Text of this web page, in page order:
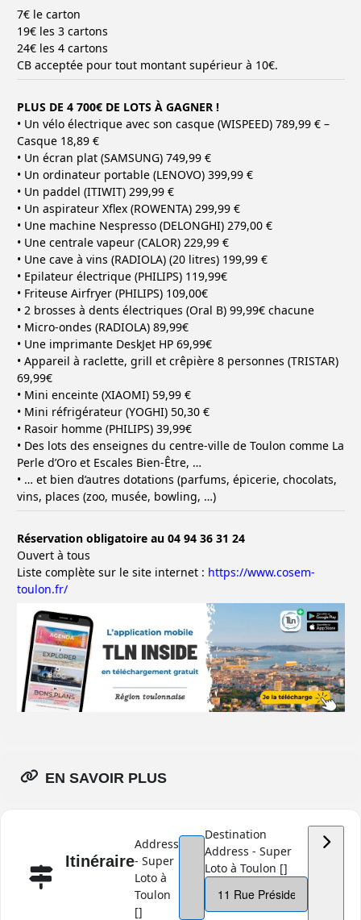
7€ le carton
19€ les 3 cartons
24€ les 4 cartons
CB acceptée pour tout montant supérieur à 10€.
PLUS DE 4 700€ DE LOTS À GAGNER !
• Un vélo électrique avec son casque (WISPEED) 789,99 € –
Casque 18,89 €
• Un écran plat (SAMSUNG) 749,99 €
• Un ordinateur portable (LENOVO) 399,99 €
• Un paddel (ITIWIT) 299,99 €
• Un aspirateur Xflex (ROWENTA) 299,99 €
• Une machine Nespresso (DELONGHI) 279,00 €
• Une centrale vapeur (CALOR) 229,99 €
• Une cave à vins (RADIOLA) (20 litres) 199,99 €
• Epilateur électrique (PHILIPS) 119,99€
• Friteuse Airfryer (PHILIPS) 109,00€
• 2 brosses à dents électriques (Oral B) 99,99€ chacune
• Micro-ondes (RADIOLA) 89,99€
• Une imprimante DeskJet HP 69,99€
• Appareil à raclette, grill et crêpière 8 personnes (TRISTAR)
69,99€
• Mini enceinte (XIAOMI) 59,99 €
• Mini réfrigérateur (YOGHI) 50,30 €
• Rasoir homme (PHILIPS) 39,99€
• Des lots des enseignes du centre-ville de Toulon comme La
Perle d’Oro et Escales Bien-Être, …
• … et bien d’autres dotations (parfums, épicerie, chocolats,
vins, places (zoo, musée, bowling, …)
Réservation obligatoire au 04 94 36 31 24
Ouvert à tous
Liste complète sur le site internet : https://www.cosem-
toulon.fr/
EN SAVOIR PLUS
Itinéraire
Address
- Super
Loto à
Toulon
[]
Destination
Address - Super
Loto à Toulon []